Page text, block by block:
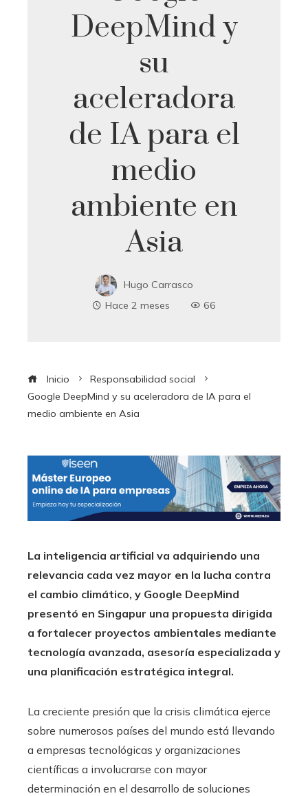
DeepMind y
su
aceleradora
de IA para el
medio
ambiente en
Asia
Hugo Carrasco
Hace 2 meses
66
Inicio
Responsabilidad social
Google DeepMind y su aceleradora de IA para el
medio ambiente en Asia
La inteligencia artificial va adquiriendo una
relevancia cada vez mayor en la lucha contra
el cambio climático, y Google DeepMind
presentó en Singapur una propuesta dirigida
a fortalecer proyectos ambientales mediante
tecnología avanzada, asesoría especializada y
una planificación estratégica integral.
La creciente presión que la crisis climática ejerce
sobre numerosos países del mundo está llevando
a empresas tecnológicas y organizaciones
científicas a involucrarse con mayor
determinación en el desarrollo de soluciones